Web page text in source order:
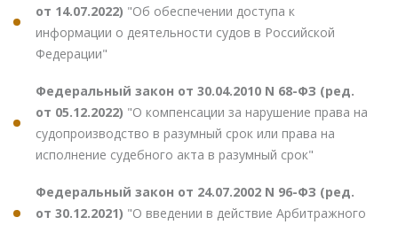
от 14.07.2022) "Об обеспечении доступа к
информации о деятельности судов в Российской
Федерации"
Федеральный закон от 30.04.2010 N 68-ФЗ (ред.
от 05.12.2022) "О компенсации за нарушение права на
судопроизводство в разумный срок или права на
исполнение судебного акта в разумный срок"
Федеральный закон от 24.07.2002 N 96-ФЗ (ред.
от 30.12.2021) "О введении в действие Арбитражного